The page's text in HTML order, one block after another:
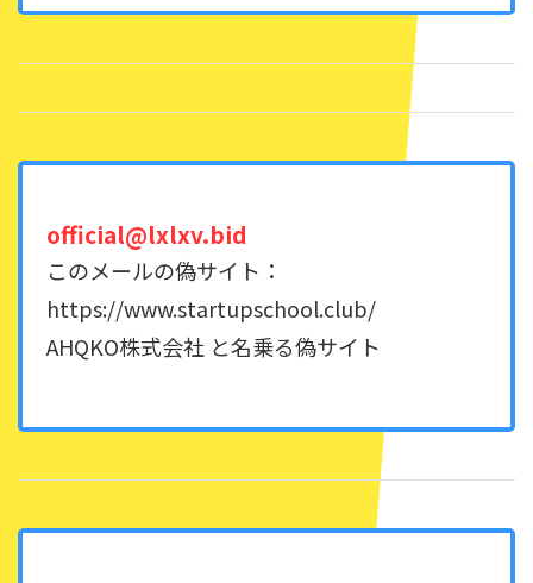
official@lxlxv.bid
このメールの偽サイト：
https://www.startupschool.club/
AHQKO株式会社 と名乗る偽サイト